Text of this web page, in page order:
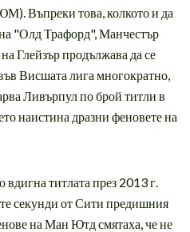
Въпреки това, колкото и да
"Олд Трафорд", Манчестър
Глейзър продължава да се
Висшата лига многократно,
Ливърпул по брой титли в
наистина дразни феновете на
вдигна титлата през 2013 г.
секунди от Сити предишния
на Ман Ютд смятаха, че не